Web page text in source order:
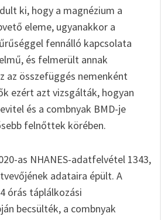
ki, hogy a magnézium a
eleme, ugyanakkor a
fennálló kapcsolata
és felmerült annak
az összefüggés nemenként
ezért azt vizsgálták, hogyan
és a combnyak BMD-je
felnőttek körében.
as NHANES-adatfelvétel 1343,
adataira épült. A
órás táplálkozási
becsülték, a combnyak